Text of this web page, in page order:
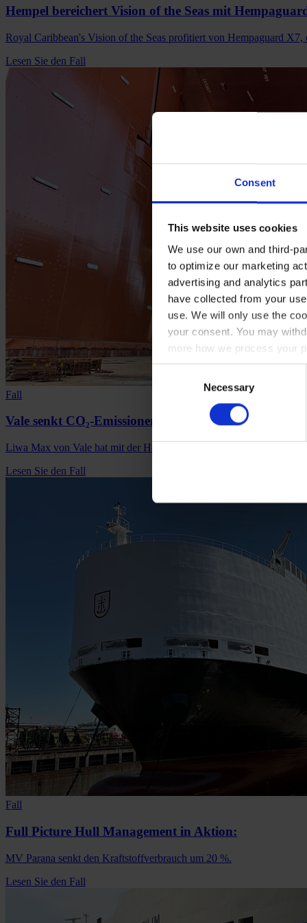
Consent
This website uses cookies
We use our own and third-
to optimize our marketing
advertising and analytics
have collected from your
use. We will only use the
your consent. You may
more how we process your
Necessary
Hempel bereichert Vision of the Seas mit
Royal Caribbean's Vision of the Seas profitiert von Hempaguard
Lesen Sie den Fall
Fall
Vale senkt CO₂-Emissionen beim Erztransporter
Liwa Max von Vale hat mit der Hempaguard-Beschichtung von
Lesen Sie den Fall
Fall
Full Picture Hull Management in Aktion:
MV Parana senkt den Kraftstoffverbrauch um 20 %.
Lesen Sie den Fall